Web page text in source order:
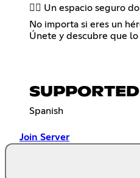
🦸‍♂️ Un espacio seguro
No importa si eres un
Únete y descubre que lo
Spanish
Join Server